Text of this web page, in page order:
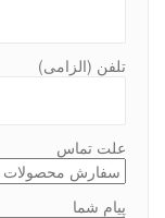
تلفن (الزامی)
علت تماس
پیام شما